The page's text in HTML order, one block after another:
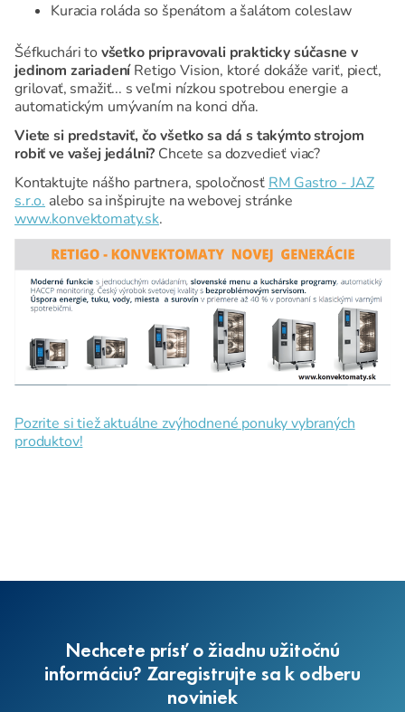
Kuracia roláda so špenátom a šalátom coleslaw
Šéfkuchári tovšetko pripravovali prakticky súčasne v
jedinom zariadeníRetigo Vision, ktoré dokáže variť, piecť,
grilovať, smažiť... s veľmi nízkou spotrebou energie a
automatickým umývaním na konci dňa.
Viete si predstaviť, čo všetko sa dá s takýmto strojom
robiť ve vašej jedálni? Chcete sa dozvedieť viac?
Kontaktujte nášho partnera, spoločnosť RM Gastro - JAZ
s.r.o. alebo sa inšpirujte na webovej stránke
www.konvektomaty.sk.
Pozrite si tiež aktuálne zvýhodnené ponuky vybraných
produktov!
Nechcete prísť o žiadnu užitočnú
informáciu? Zaregistrujte sa k odberu
noviniek